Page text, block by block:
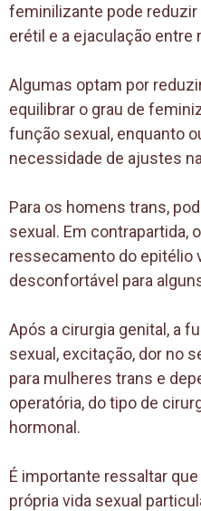
feminilizante pode
erétil e a ejaculação entre
Algumas optam por
equilibrar o grau de
função sexual, enquanto
necessidade de ajustes
Para os homens trans,
sexual. Em contrapartida,
ressecamento do epitélio
desconfortável para
Após a cirurgia genital, a
sexual, excitação, dor no
para mulheres trans e
operatória, do tipo de
hormonal.
É importante ressaltar
própria vida sexual